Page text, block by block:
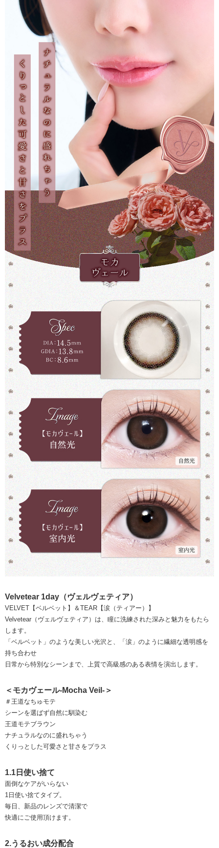
Velvetear 1day（ヴェルヴェティア）
VELVET【ベルベット】＆TEAR【涙（ティアー）】
Velvetear（ヴェルヴェティア）は、瞳に洗練された深みと魅力をもたら
します。
「ベルベット」のような美しい光沢と、「涙」のように繊細な透明感を
持ち合わせ
日常から特別なシーンまで、上質で高級感のある表情を演出します。
＜モカヴェール-Mocha Veil-＞
＃王道なちゅモテ
シーンを選ばず自然に馴染む
王道モテブラウン
ナチュラルなのに盛れちゃう
くりっとした可愛さと甘さをプラス
1.1日使い捨て
面倒なケアがいらない
1日使い捨てタイプ。
毎日、新品のレンズで清潔で
快適にご使用頂けます。
2.うるおい成分配合